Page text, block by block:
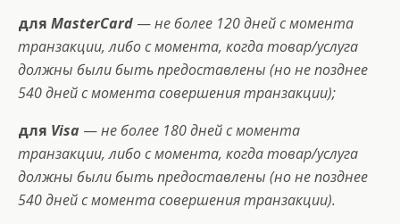
для MasterCard —не более 120 дней с момента
транзакции, либо с момента, когда товар/услуга
должны были быть предоставлены (но не позднее
540 дней с момента совершения транзакции);
для Visa —не более 180 дней с момента
транзакции, либо с момента, когда товар/услуга
должны были быть предоставлены (но не позднее
540 дней с момента совершения транзакции).